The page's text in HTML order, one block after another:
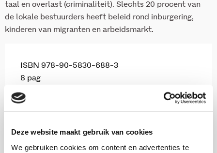
Deze website maakt gebruik van cookies
We gebruiken cookies om content en advertenties te
taal en overlast (criminaliteit). Slechts 20 procent van
de lokale bestuurders heeft beleid rond inburgering,
kinderen van migranten en arbeidsmarkt.
ISBN 978-90-5830-688-3
8 pag
2015